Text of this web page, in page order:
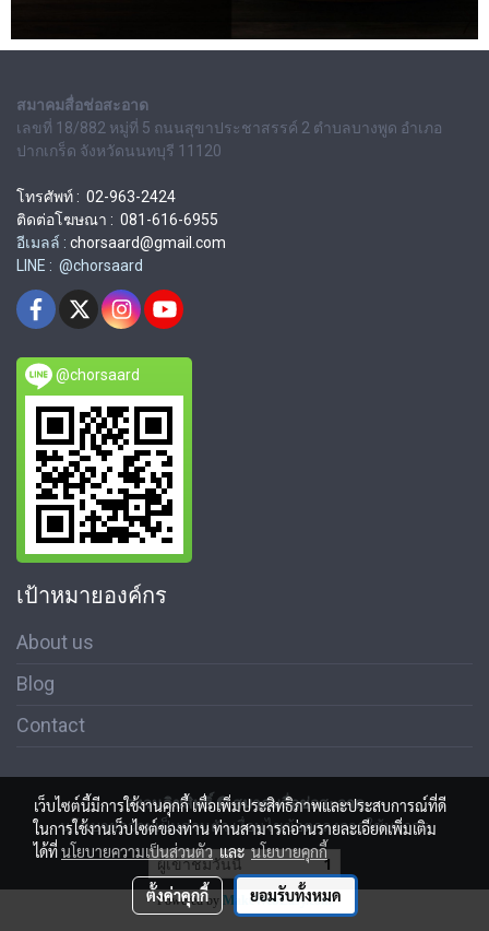
สมาคมสื่อช่อสะอาด
เลขที่ 18/882 หมู่ที่ 5 ถนนสุขาประชาสรรค์ 2 ตำบลบางพูด อำเภอ
ปากเกร็ด จังหวัดนนทบุรี 11120
โทรศัพท์ : 02-963-2424
ติดต่อโฆษณา : 081-616-6955
อีเมลล์ : chorsaard@gmail.com
LINE : @chorsaard
@chorsaard
เป้าหมายองค์กร
About us
Blog
Contact
สงวนลิขสิทธิ์ © สมาคมสื่อช่อสะอาด
นโนบายความเป็นส่วนตัว เงื่อนไขข้อตกลงการใช้บริการ
ผู้เข้าชมวันนี้ 1
Powered by MakeWebEasy.com
เว็บไซต์นี้มีการใช้งานคุกกี้ เพื่อเพิ่มประสิทธิภาพและประสบการณ์ที่ดี
ในการใช้งานเว็บไซต์ของท่าน ท่านสามารถอ่านรายละเอียดเพิ่มเติม
ได้ที่นโยบายความเป็นส่วนตัวและนโยบายคุกกี้
ตั้งค่าคุกกี้ ยอมรับทั้งหมด